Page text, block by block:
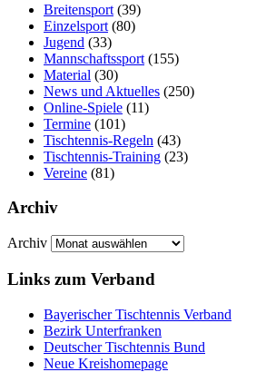
Breitensport (39)
Einzelsport (80)
Jugend (33)
Mannschaftssport (155)
Material (30)
News und Aktuelles (250)
Online-Spiele (11)
Termine (101)
Tischtennis-Regeln (43)
Tischtennis-Training (23)
Vereine (81)
Archiv
Archiv
Links zum Verband
Bayerischer Tischtennis Verband
Bezirk Unterfranken
Deutscher Tischtennis Bund
Neue Kreishomepage